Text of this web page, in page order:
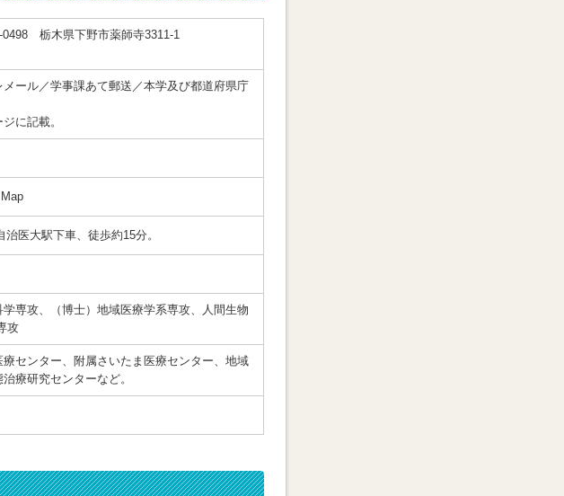
0498 栃木県下野市薬師寺3311-1
ール／学事課あて郵送／本学及び都道府県庁
に記載。
医大駅下車、徒歩約15分。
専攻、（博士）地域医療学系専攻、人間生物
攻
センター、附属さいたま医療センター、地域
療研究センターなど。